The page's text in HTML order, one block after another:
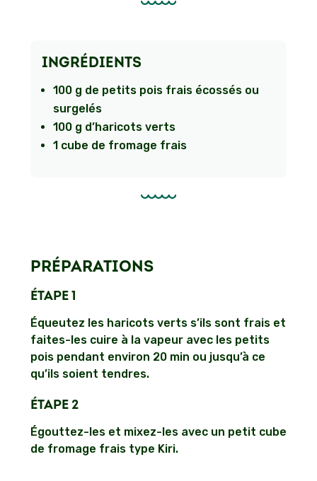
INGRÉDIENTS
100 g de petits pois frais écossés ou
surgelés
100 g d’haricots verts
1 cube de fromage frais
PRÉPARATIONS
ÉTAPE 1
Équeutez les haricots verts s’ils sont frais et
faites-les cuire à la vapeur avec les petits
pois pendant environ 20 min ou jusqu’à ce
qu’ils soient tendres.
ÉTAPE 2
Égouttez-les et mixez-les avec un petit cube
de fromage frais type Kiri.